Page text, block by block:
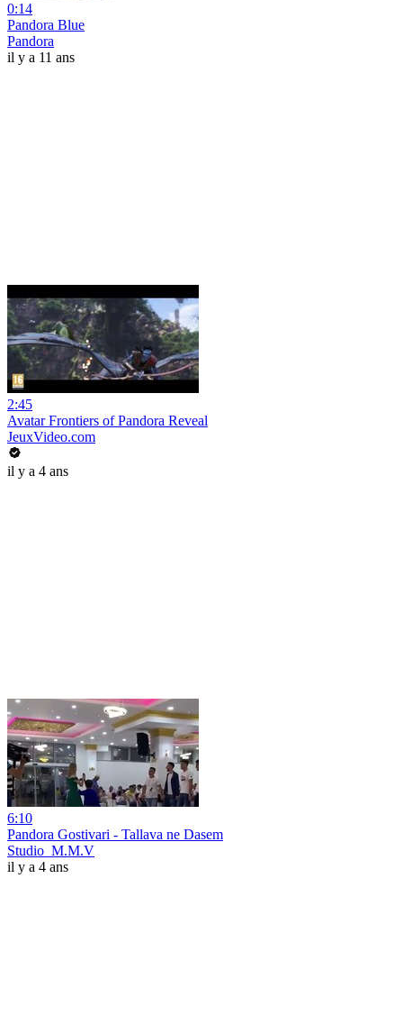
0:14
Pandora Blue
Pandora
il y a 11 ans
2:45
Avatar Frontiers of Pandora Reveal
JeuxVideo.com
il y a 4 ans
6:10
Pandora Gostivari - Tallava ne Dasem
Studio_M.M.V
il y a 4 ans